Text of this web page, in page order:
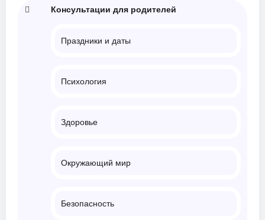
Консультации для родителей
Праздники и даты
Психология
Здоровье
Окружающий мир
Безопасность